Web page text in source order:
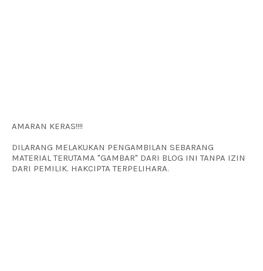
AMARAN KERAS!!!!
DILARANG MELAKUKAN PENGAMBILAN SEBARANG
MATERIAL TERUTAMA "GAMBAR" DARI BLOG INI TANPA IZIN
DARI PEMILIK. HAKCIPTA TERPELIHARA.